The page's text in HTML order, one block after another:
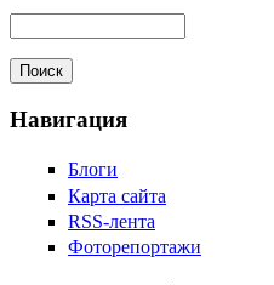
Навигация
Блоги
Карта сайта
RSS-лента
Фоторепортажи